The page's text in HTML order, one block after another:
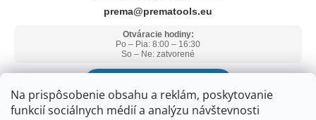
Na prispôsobenie obsahu a reklám, poskytovanie
funkcií sociálnych médií a analýzu návštevnosti
prema@prematools.eu
Otváracie hodiny:
Po – Pia: 8:00 – 16:30
So – Ne: zatvorené